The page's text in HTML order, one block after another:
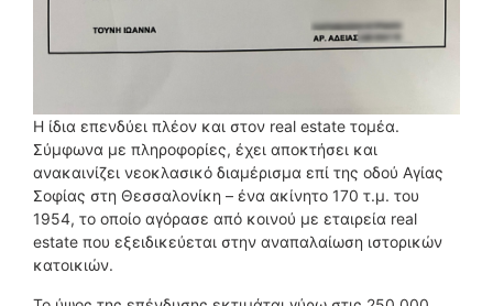
Η ίδια επενδύει πλέον και στον real estate τομέα.
Σύμφωνα με πληροφορίες, έχει αποκτήσει και
ανακαινίζει νεοκλασικό διαμέρισμα επί της οδού Αγίας
Σοφίας στη Θεσσαλονίκη – ένα ακίνητο 170 τ.μ. του
1954, το οποίο αγόρασε από κοινού με εταιρεία real
estate που εξειδικεύεται στην αναπαλαίωση ιστορικών
κατοικιών.